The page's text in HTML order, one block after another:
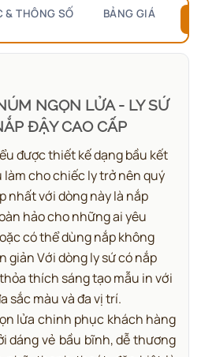
& THÔNG SỐ BẢNG GIÁ
NGỌN LỬA - LY SỨ
ĐẬY CAO CẤP
được thiết kế dạng bầu kết
làm cho chiếc ly trở nên quý
nhất với dòng này là nắp
hảo cho những ai yêu
có thể dùng nắp không
giản Với dòng ly sứ có nắp
thích sáng tạo mẫu in với
sắc màu và đa vị trí.
lửa chinh phục khách hàng
dáng vẻ bầu bĩnh, dễ thương